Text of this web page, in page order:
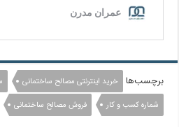
برچسب‌ها خرید اینترنتی مصالح ساختمانی
شماره کسب و کار
فروش مصالح ساختمانی